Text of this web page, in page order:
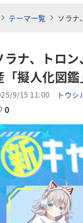
テーマ一覧 ソラナ
ラナ、トロ
「擬人化図鑑
9/15 11:00 トウシ
0